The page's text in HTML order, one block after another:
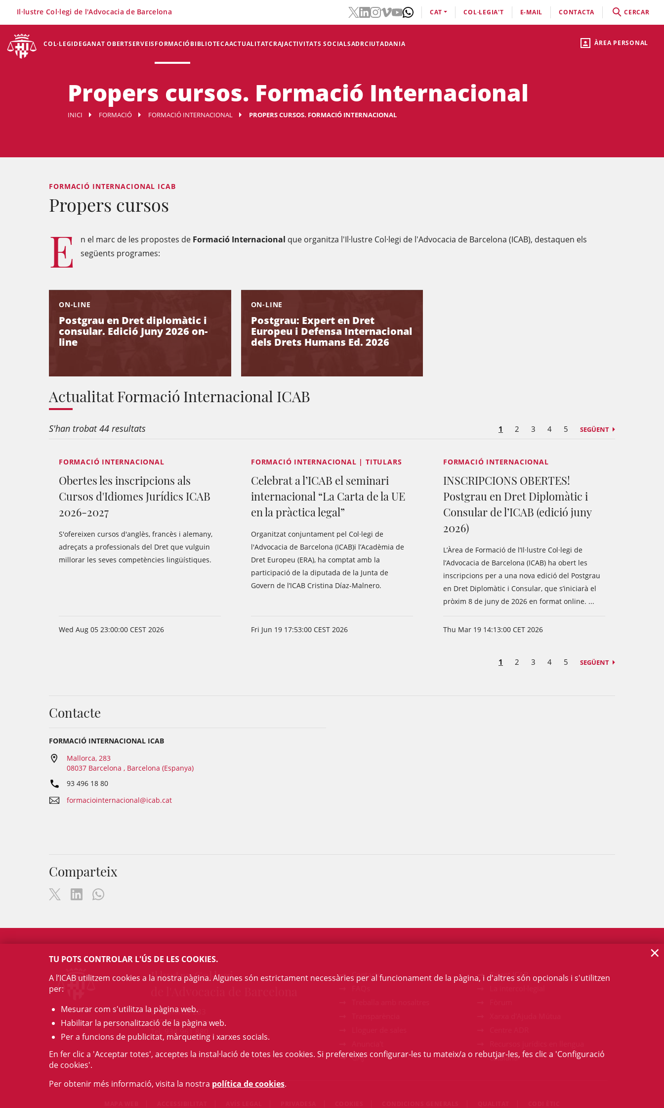
ÀREA PERSONAL
COL·LEGIDEGANAT OBERTSERVEISFORMACIÓBIBLIOTECAACTUALITATCRAJACTIVITATS SOCIALSADRCIUTADANIA
Il·lustre Col·legi de l'Advocacia de Barcelona CAT COL·LEGIA'T E-MAIL CONTACTA CERCAR
Propers cursos. Formació Internacional
INICI FORMACIÓ FORMACIÓ INTERNACIONAL PROPERS CURSOS. FORMACIÓ INTERNACIONAL
FORMACIÓ INTERNACIONAL ICAB
Propers cursos
E n el marc de les propostes de Formació Internacional que organitza l'Il·lustre Col·legi de l'Advocacia de Barcelona (ICAB), destaquen els
següents programes:
ON-LINE
Postgrau en Dret diplomàtic i
consular. Edició Juny 2026 on-
line
ON-LINE
Postgrau: Expert en Dret
Europeu i Defensa Internacional
dels Drets Humans Ed. 2026
Actualitat Formació Internacional ICAB
S'han trobat 44 resultats 1 2 3 4 5 SEGÜENT
FORMACIÓ INTERNACIONAL
Obertes les inscripcions als
Cursos d'Idiomes Jurídics ICAB
2026-2027
S'ofereixen cursos d'anglès, francès i alemany,
adreçats a professionals del Dret que vulguin
millorar les seves competències lingüístiques.
Wed Aug 05 23:00:00 CEST 2026
FORMACIÓ INTERNACIONAL | TITULARS
Celebrat a l’ICAB el seminari
internacional “La Carta de la UE
en la pràctica legal”
Organitzat conjuntament pel Col·legi de
l'Advocacia de Barcelona (ICAB)i l’Acadèmia de
Dret Europeu (ERA), ha comptat amb la
participació de la diputada de la Junta de
Govern de l’ICAB Cristina Díaz-Malnero.
Fri Jun 19 17:53:00 CEST 2026
FORMACIÓ INTERNACIONAL
INSCRIPCIONS OBERTES!
Postgrau en Dret Diplomàtic i
Consular de l’ICAB (edició juny
2026)
L’Àrea de Formació de l’Il·lustre Col·legi de
l’Advocacia de Barcelona (ICAB) ha obert les
inscripcions per a una nova edició del Postgrau
en Dret Diplomàtic i Consular, que s’iniciarà el
pròxim 8 de juny de 2026 en format online. ...
Thu Mar 19 14:13:00 CET 2026
1 2 3 4 5 SEGÜENT
Contacte
FORMACIÓ INTERNACIONAL ICAB
Mallorca, 283
08037 Barcelona , Barcelona (Espanya)
93 496 18 80
formaciointernacional@icab.cat
Comparteix
Il·lustre Col·legi
c/ Mallorca, 283
08037 Barcelona
Tel. 934 961 880
Contacte
GAJ
Talent ICAB
catalana
TU POTS CONTROLAR L'ÚS DE LES COOKIES.
A l’ICAB utilitzem cookies a la nostra pàgina. Algunes són estrictament necessàries per al funcionament de la pàgina, i d'altres són opcionals i s'utilitzen
per:
Mesurar com s'utilitza la pàgina web.
Habilitar la personalització de la pàgina web.
Per a funcions de publicitat, màrqueting i xarxes socials.
En fer clic a 'Acceptar totes', acceptes la instal·lació de totes les cookies. Si prefereixes configurar-les tu mateix/a o rebutjar-les, fes clic a 'Configuració
de cookies'.
Per obtenir més informació, visita la nostra política de cookies.
×